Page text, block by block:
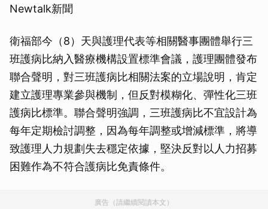
Newtalk新聞
衛福部今（8）天與護理代表等相關醫事團體舉行三
班護病比納入醫療機構設置標準會議，護理團體發布
聯合聲明，對三班護病比相關法案的立場說明，肯定
建立護理專業參與機制，但反對模糊化、彈性化三班
護病比標準。聯合聲明強調，三班護病比不宜設計為
每年定期檢討調整，因為每年調整或增減標準，將導
致護理人力規劃失去穩定依據，堅決反對以人力招募
困難作為不符合護病比免責條件。
廣告（請繼續閱讀本文）